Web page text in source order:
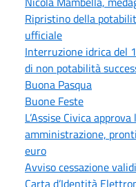
Ripristino della
ufficiale
Interruzione idrica del
di non potabilità
Buona Pasqua
Buone Feste
L’Assise Civica
amministrazione,
euro
Avviso cessazione
Carta d’Identità